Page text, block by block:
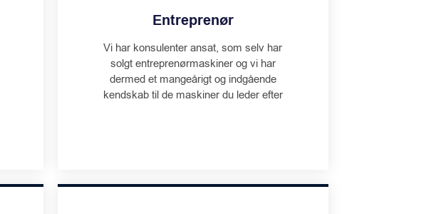
Entreprenør
Vi har konsulenter ansat, som selv har
solgt entreprenørmaskiner og vi har
dermed et mangeårigt og indgående
kendskab til de maskiner du leder efter